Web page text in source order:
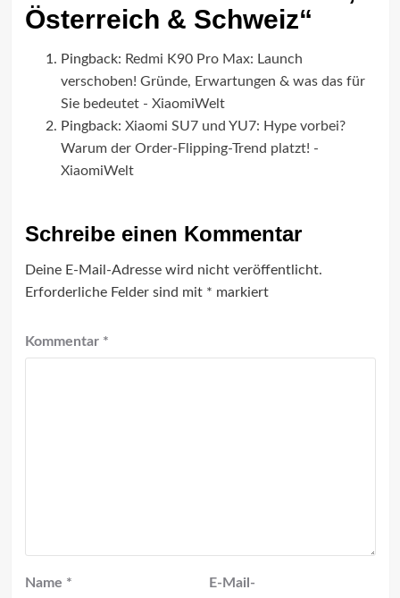
Österreich & Schweiz“
Pingback: Redmi K90 Pro Max: Launch
verschoben! Gründe, Erwartungen & was das für
Sie bedeutet - XiaomiWelt
Pingback: Xiaomi SU7 und YU7: Hype vorbei?
Warum der Order-Flipping-Trend platzt! -
XiaomiWelt
Schreibe einen Kommentar
Deine E-Mail-Adresse wird nicht veröffentlicht.
Erforderliche Felder sind mit * markiert
Kommentar *
Name *
E-Mail-